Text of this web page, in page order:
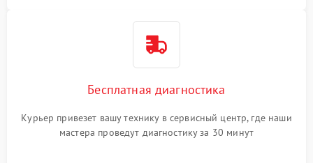
Бесплатная диагностика
Курьер привезет вашу технику в сервисный центр, где наши
мастера проведут диагностику за 30 минут